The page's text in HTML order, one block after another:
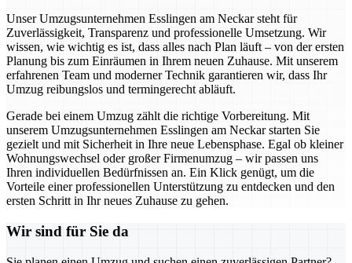
Unser Umzugsunternehmen Esslingen am Neckar steht für
Zuverlässigkeit, Transparenz und professionelle Umsetzung. Wir
wissen, wie wichtig es ist, dass alles nach Plan läuft – von der ersten
Planung bis zum Einräumen in Ihrem neuen Zuhause. Mit unserem
erfahrenen Team und moderner Technik garantieren wir, dass Ihr
Umzug reibungslos und termingerecht abläuft.
Gerade bei einem Umzug zählt die richtige Vorbereitung. Mit
unserem Umzugsunternehmen Esslingen am Neckar starten Sie
gezielt und mit Sicherheit in Ihre neue Lebensphase. Egal ob kleiner
Wohnungswechsel oder großer Firmenumzug – wir passen uns
Ihren individuellen Bedürfnissen an. Ein Klick genügt, um die
Vorteile einer professionellen Unterstützung zu entdecken und den
ersten Schritt in Ihr neues Zuhause zu gehen.
Wir sind für Sie da